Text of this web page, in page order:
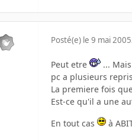
Posté(e) le 9 mai 2005
Peut etre
...
pc a plusieurs
La premiere fois
Est-ce qu'il a une
En tout cas
à